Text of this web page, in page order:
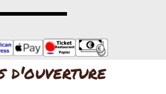
d'ouverture